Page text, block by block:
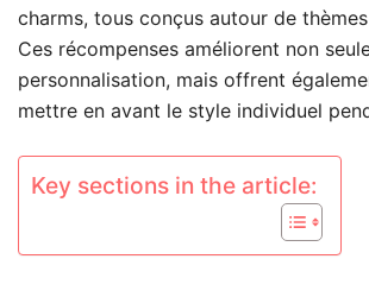
charms, tous conçus autour de
Ces récompenses améliorent non
personnalisation, mais offrent
mettre en avant le style individuel
Key sections in the article: